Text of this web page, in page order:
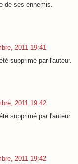
de ses ennemis.
2011 19:41
supprimé par l'auteur.
2011 19:42
supprimé par l'auteur.
2011 19:42